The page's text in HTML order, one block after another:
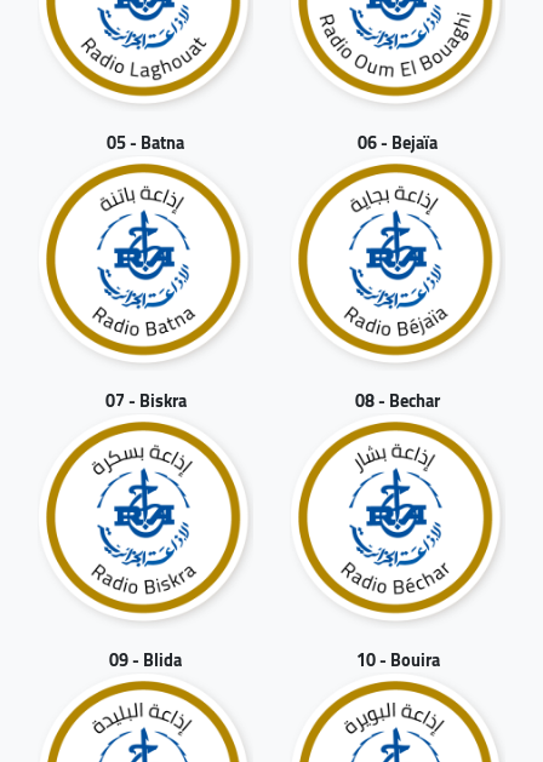
05 - Batna 06 - Bejaïa
07 - Biskra 08 - Bechar
09 - Blida 10 - Bouira